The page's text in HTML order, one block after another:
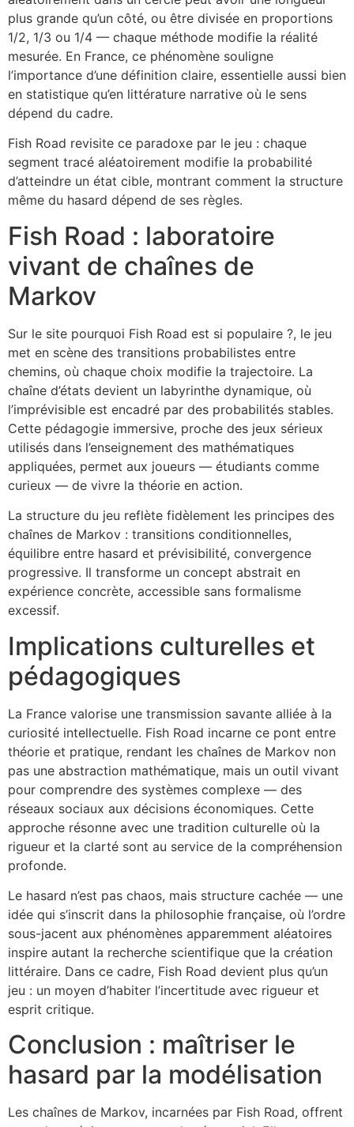
plus grande qu’un côté, ou être divisée en proportions
1/2, 1/3 ou 1/4 — chaque méthode modifie la réalité
mesurée. En France, ce phénomène souligne
l’importance d’une définition claire, essentielle aussi bien
en statistique qu’en littérature narrative où le sens
dépend du cadre.
Fish Road revisite ce paradoxe par le jeu : chaque
segment tracé aléatoirement modifie la probabilité
d’atteindre un état cible, montrant comment la structure
même du hasard dépend de ses règles.
Fish Road : laboratoire
vivant de chaînes de
Markov
Sur le site pourquoi Fish Road est si populaire ?, le jeu
met en scène des transitions probabilistes entre
chemins, où chaque choix modifie la trajectoire. La
chaîne d’états devient un labyrinthe dynamique, où
l’imprévisible est encadré par des probabilités stables.
Cette pédagogie immersive, proche des jeux sérieux
utilisés dans l’enseignement des mathématiques
appliquées, permet aux joueurs — étudiants comme
curieux — de vivre la théorie en action.
La structure du jeu reflète fidèlement les principes des
chaînes de Markov : transitions conditionnelles,
équilibre entre hasard et prévisibilité, convergence
progressive. Il transforme un concept abstrait en
expérience concrète, accessible sans formalisme
excessif.
Implications culturelles et
pédagogiques
La France valorise une transmission savante alliée à la
curiosité intellectuelle. Fish Road incarne ce pont entre
théorie et pratique, rendant les chaînes de Markov non
pas une abstraction mathématique, mais un outil vivant
pour comprendre des systèmes complexe — des
réseaux sociaux aux décisions économiques. Cette
approche résonne avec une tradition culturelle où la
rigueur et la clarté sont au service de la compréhension
profonde.
Le hasard n’est pas chaos, mais structure cachée — une
idée qui s’inscrit dans la philosophie française, où l’ordre
sous-jacent aux phénomènes apparemment aléatoires
inspire autant la recherche scientifique que la création
littéraire. Dans ce cadre, Fish Road devient plus qu’un
jeu : un moyen d’habiter l’incertitude avec rigueur et
esprit critique.
Conclusion : maîtriser le
hasard par la modélisation
Les chaînes de Markov, incarnées par Fish Road, offrent